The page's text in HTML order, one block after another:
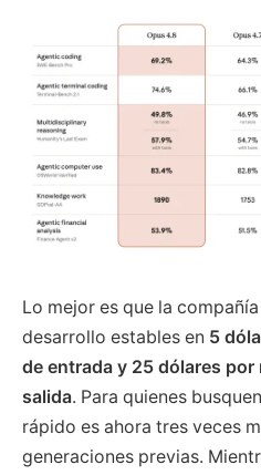
Lo mejor es que la
desarrollo estables en 5
de entrada y 25 dólares
salida. Para quienes
rápido es ahora tres veces
generaciones previas.